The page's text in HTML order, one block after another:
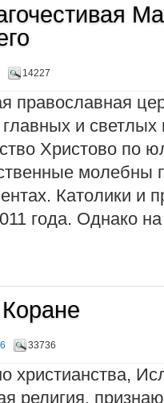
14227
православная
и светлых
Христово по
молебны
Католики и
года. Однако
33736
христианства,
религия,